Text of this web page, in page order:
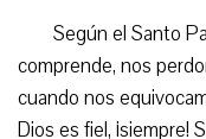
Según el Santo
comprende, nos
cuando nos
Dios es fiel, ¡siempre!